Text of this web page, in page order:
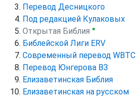
Перевод Десницкого
Под редакцией Кулаковых
Открытая Библия ●
Библейской Лиги ERV
Cовременный перевод WBTC
Перевод Юнгерова ВЗ
Елизаветинская Библия
Елизаветинская на русском